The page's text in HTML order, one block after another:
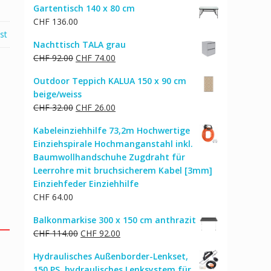
war:
ist:
Gartentisch 140 x 80 cm
CHF 136.00
Nachttisch TALA grau
CHF92.00 Ursprünglicher
war:
CHF 92.00
CHF 74.00
ist:
Outdoor Teppich KALUA 150 x 90 cm
beige/weiss
CHF32.00 Ursprünglicher
war:
CHF 32.00
CHF 26.00
ist:
CHF 26.00.
Kabeleinziehhilfe 73,2m Hochwertige
Einziehspirale Hochmanganstahl inkl.
Baumwollhandschuhe Zugdraht für
Leerrohre mit bruchsicherem Kabel [3mm]
Einziehfeder Einziehhilfe
CHF 64.00
Balkonmarkise 300 x 150 cm anthrazit
CHF114.00 Ursprünglicher
war:
CHF 92.00
ist:
Hydraulisches Außenborder-Lenkset,